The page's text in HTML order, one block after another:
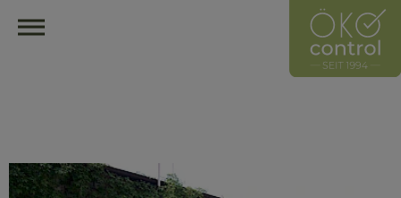
ÜBERBLICK
ÜBER UNS